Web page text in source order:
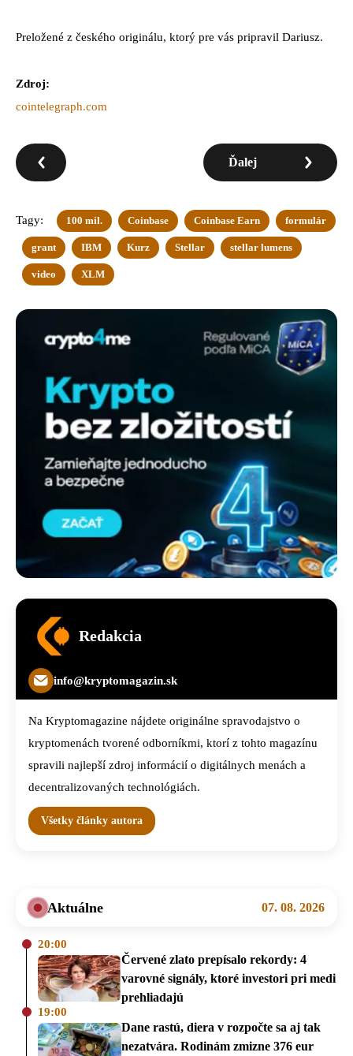
Preložené z českého originálu, ktorý pre vás pripravil Dariusz.
Zdroj:
cointelegraph.com
Ďalej
Tagy: 100 mil. Coinbase Coinbase Earn formulár
grant IBM Kurz Stellar stellar lumens
video XLM
Redakcia
info@kryptomagazin.sk
Na Kryptomagazine nájdete originálne spravodajstvo o
kryptomenách tvorené odborníkmi, ktorí z tohto magazínu
spravili najlepší zdroj informácií o digitálnych menách a
decentralizovaných technológiách.
Všetky články autora
Aktuálne 07. 08. 2026
20:00
Červené zlato prepísalo rekordy: 4
varovné signály, ktoré investori pri medi
prehliadajú
19:00
Dane rastú, diera v rozpočte sa aj tak
nezatvára. Rodinám zmizne 376 eur